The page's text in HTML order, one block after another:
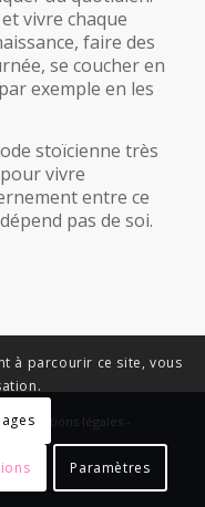
vivre chaque
faire des
se coucher en
exemple en les
stoïcienne très
vivre
entre ce
pas de soi.
- Mentions légales -
à parcourir ce site, vous
Paramètres